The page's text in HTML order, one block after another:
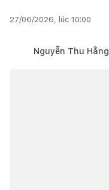
27/06/2026, lúc 10:00
Nguyễn Thu Hằng